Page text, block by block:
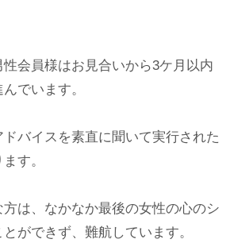
会員様はお見合いから3ケ月以内
でいます。
バイスを素直に聞いて実行された
す。
は、なかなか最後の女性の心のシ
ができず、難航しています。